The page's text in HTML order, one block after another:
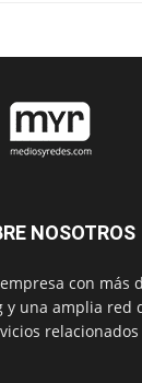
NOSOTROS
con más
y una amplia red
relacionados